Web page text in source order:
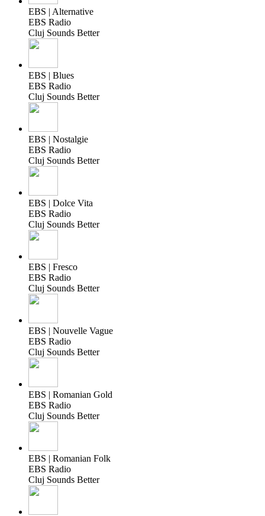
EBS | Alternative
EBS Radio
Cluj Sounds Better
EBS | Blues
EBS Radio
Cluj Sounds Better
EBS | Nostalgie
EBS Radio
Cluj Sounds Better
EBS | Dolce Vita
EBS Radio
Cluj Sounds Better
EBS | Fresco
EBS Radio
Cluj Sounds Better
EBS | Nouvelle Vague
EBS Radio
Cluj Sounds Better
EBS | Romanian Gold
EBS Radio
Cluj Sounds Better
EBS | Romanian Folk
EBS Radio
Cluj Sounds Better